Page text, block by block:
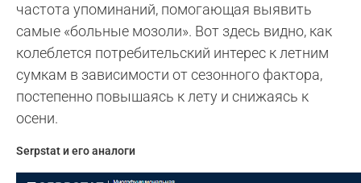
частота упоминаний, помогающая выявить
самые «больные мозоли». Вот здесь видно, как
колеблется потребительский интерес к летним
сумкам в зависимости от сезонного фактора,
постепенно повышаясь к лету и снижаясь к
осени.
Serpstat и его аналоги